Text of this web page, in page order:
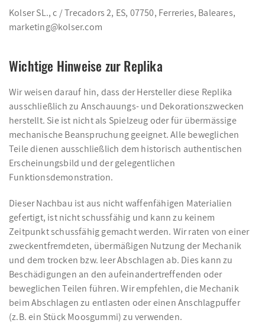
Kolser SL., c / Trecadors 2, ES, 07750, Ferreries, Baleares,
marketing@kolser.com
Wichtige Hinweise zur Replika
Wir weisen darauf hin, dass der Hersteller diese Replika
ausschließlich zu Anschauungs- und Dekorationszwecken
herstellt. Sie ist nicht als Spielzeug oder für übermässige
mechanische Beanspruchung geeignet. Alle beweglichen
Teile dienen ausschließlich dem historisch authentischen
Erscheinungsbild und der gelegentlichen
Funktionsdemonstration.
Dieser Nachbau ist aus nicht waffenfähigen Materialien
gefertigt, ist nicht schussfähig und kann zu keinem
Zeitpunkt schussfähig gemacht werden. Wir raten von einer
zweckentfremdeten, übermäßigen Nutzung der Mechanik
und dem trocken bzw. leer Abschlagen ab. Dies kann zu
Beschädigungen an den aufeinandertreffenden oder
beweglichen Teilen führen. Wir empfehlen, die Mechanik
beim Abschlagen zu entlasten oder einen Anschlagpuffer
(z.B. ein Stück Moosgummi) zu verwenden.